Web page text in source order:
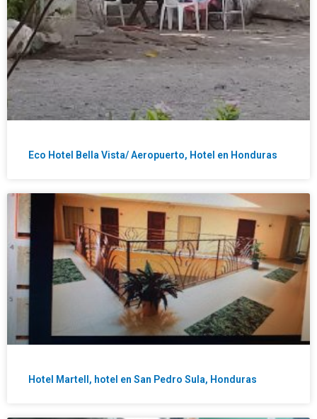
Eco Hotel Bella Vista/ Aeropuerto, Hotel en Honduras
Hotel Martell, hotel en San Pedro Sula, Honduras